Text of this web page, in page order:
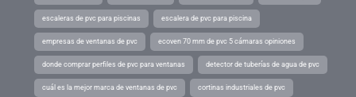
escaleras de pvc para piscinas escalera de pvc para piscina
empresas de ventanas de pvc ecoven 70 mm de pvc 5 cámaras opiniones
donde comprar perfiles de pvc para ventanas detector de tuberías de agua de pvc
cuál es la mejor marca de ventanas de pvc cortinas industriales de pvc